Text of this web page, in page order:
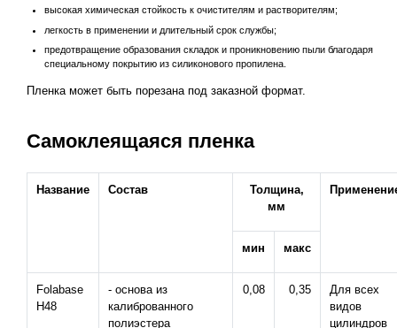
высокая химическая стойкость к очистителям и растворителям;
легкость в применении и длительный срок службы;
предотвращение образования складок и проникновению пыли благодаря
специальному покрытию из силиконового пропилена.
Пленка может быть порезана под заказной формат.
Самоклеящаяся пленка
Название Состав
Толщина,
мм
мин макс
Folabase
H48
- основа из
калиброванного
полиэстера
0,08 0,35
Для всех
видов
цилиндров